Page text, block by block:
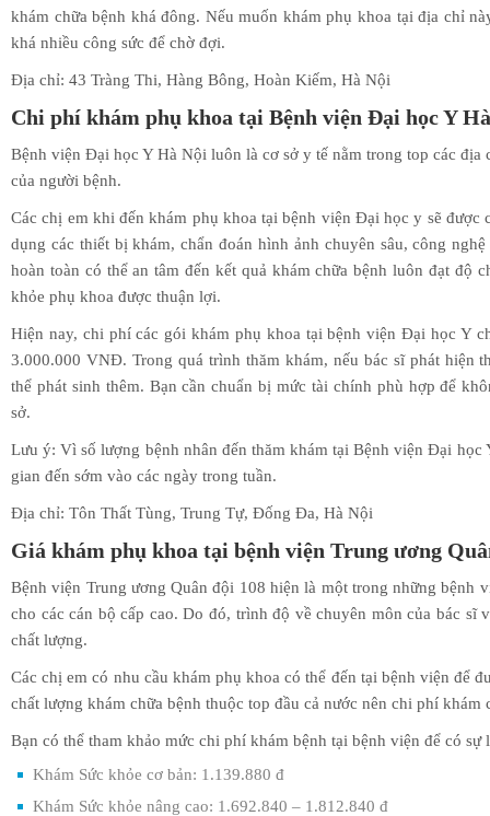
khám chữa bệnh khá đông. Nếu muốn khám phụ khoa tại địa chỉ
khá nhiều công sức để chờ đợi.
Địa chỉ: 43 Tràng Thi, Hàng Bông, Hoàn Kiếm, Hà Nội
Chi phí khám phụ khoa tại Bệnh viện Đại học Y
Bệnh viện Đại học Y Hà Nội luôn là cơ sở y tế nằm trong top các địa
của người bệnh.
Các chị em khi đến khám phụ khoa tại bệnh viện Đại học y sẽ được
dụng các thiết bị khám, chẩn đoán hình ảnh chuyên sâu, công
hoàn toàn có thể an tâm đến kết quả khám chữa bệnh luôn đạt độ
khỏe phụ khoa được thuận lợi.
Hiện nay, chi phí các gói khám phụ khoa tại bệnh viện Đại học Y
3.000.000 VNĐ. Trong quá trình thăm khám, nếu bác sĩ phát hiện
thể phát sinh thêm. Bạn cần chuẩn bị mức tài chính phù hợp để
sở.
Lưu ý: Vì số lượng bệnh nhân đến thăm khám tại Bệnh viện Đại
gian đến sớm vào các ngày trong tuần.
Địa chỉ: Tôn Thất Tùng, Trung Tự, Đống Đa, Hà Nội
Giá khám phụ khoa tại bệnh viện Trung ương
Bệnh viện Trung ương Quân đội 108 hiện là một trong những
cho các cán bộ cấp cao. Do đó, trình độ về chuyên môn của bác sĩ
chất lượng.
Các chị em có nhu cầu khám phụ khoa có thể đến tại bệnh viện để
chất lượng khám chữa bệnh thuộc top đầu cả nước nên chi phí khám
Bạn có thể tham khảo mức chi phí khám bệnh tại bệnh viện để có sự
Khám Sức khỏe cơ bản: 1.139.880 đ
Khám Sức khỏe nâng cao: 1.692.840 – 1.812.840 đ